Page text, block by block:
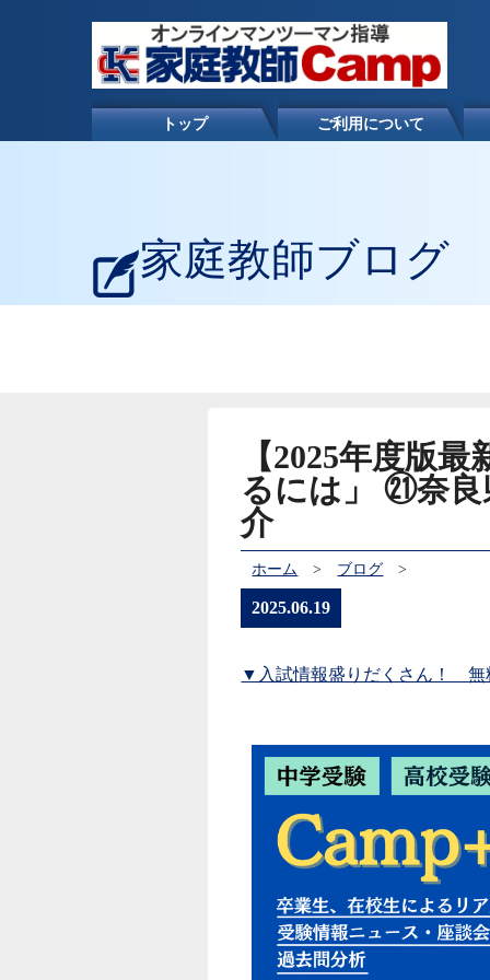
トップ ご利用について
家庭教師ブログ
【2025年度版
るには」 ㉑奈
介
ホーム > ブログ >
2025.06.19
▼入試情報盛りだくさん！